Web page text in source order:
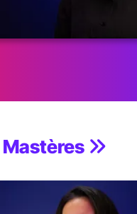
Mastères